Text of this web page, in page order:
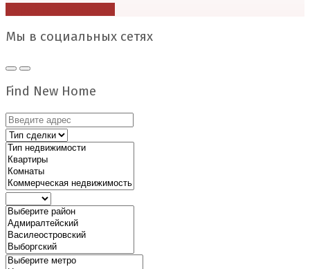
Мы в социальных сетях
Find New Home